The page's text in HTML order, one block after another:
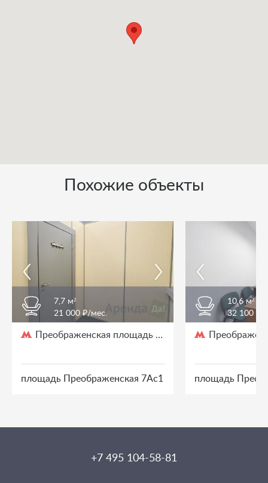
Похожие объекты
7,7 м²
21 000 ₽/мес.
Преображенская площадь / 3 мин. пешком
площадь Преображенская 7Ас1
10,6 м²
32 100 ₽/
площадь
+7 495 104-58-81